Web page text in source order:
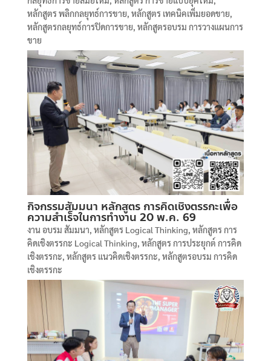
หลักสูตร พลิกกลยุทธ์การขาย, หลักสูตร เทคนิคเพิ่มยอดขาย,
หลักสูตรกลยุทธ์การปิดการขาย, หลักสูตรอบรม การวางแผนการ
ขาย
กิจกรรมสัมมนา หลักสูตร การคิดเชิงตรรกะเพื่อ
ความสำเร็จในการทำงาน 20 พ.ค. 69
งาน อบรม สัมมนา, หลักสูตร Logical Thinking, หลักสูตร การ
คิดเชิงตรรกะ Logical Thinking, หลักสูตร การประยุกต์ การคิด
เชิงตรรกะ, หลักสูตร แนวคิดเชิงตรรกะ, หลักสูตรอบรม การคิด
เชิงตรรกะ